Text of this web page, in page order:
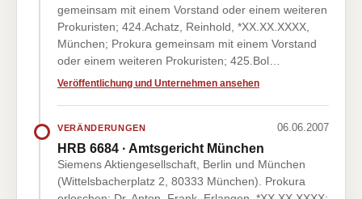
gemeinsam mit einem Vorstand oder einem weiteren
Prokuristen; 424.Achatz, Reinhold, *XX.XX.XXXX,
München; Prokura gemeinsam mit einem Vorstand
oder einem weiteren Prokuristen; 425.Bol…
Veröffentlichung und Unternehmen ansehen
VERÄNDERUNGEN 06.06.2007
HRB 6684 · Amtsgericht München
Siemens Aktiengesellschaft, Berlin und München
(Wittelsbacherplatz 2, 80333 München). Prokura